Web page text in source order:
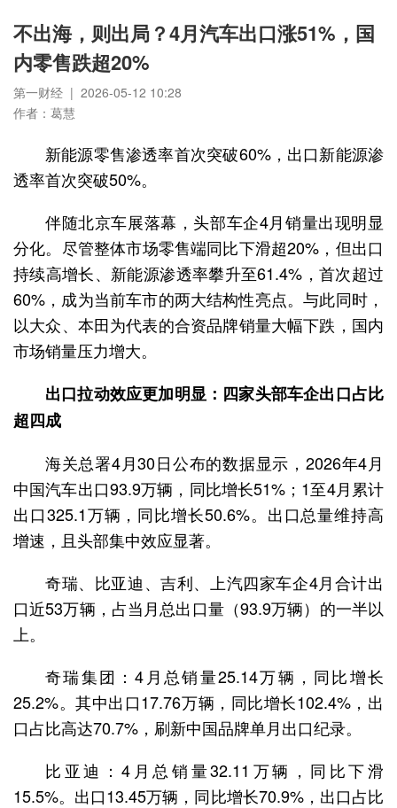
不出海，则出局？4月汽车出口涨51%，国
内零售跌超20%
第一财经 | 2026-05-12 10:28
作者：葛慧
新能源零售渗透率首次突破60%，出口新能源渗
透率首次突破50%。
伴随北京车展落幕，头部车企4月销量出现明显
分化。尽管整体市场零售端同比下滑超20%，但出口
持续高增长、新能源渗透率攀升至61.4%，首次超过
60%，成为当前车市的两大结构性亮点。与此同时，
以大众、本田为代表的合资品牌销量大幅下跌，国内
市场销量压力增大。
出口拉动效应更加明显：四家头部车企出口占比
超四成
海关总署4月30日公布的数据显示，2026年4月
中国汽车出口93.9万辆，同比增长51%；1至4月累计
出口325.1万辆，同比增长50.6%。出口总量维持高
增速，且头部集中效应显著。
奇瑞、比亚迪、吉利、上汽四家车企4月合计出
口近53万辆，占当月总出口量（93.9万辆）的一半以
上。
奇瑞集团：4月总销量25.14万辆，同比增长
25.2%。其中出口17.76万辆，同比增长102.4%，出
口占比高达70.7%，刷新中国品牌单月出口纪录。
比亚迪：4月总销量32.11万辆，同比下滑
15.5%。出口13.45万辆，同比增长70.9%，出口占比